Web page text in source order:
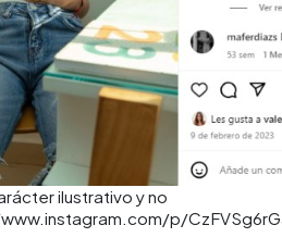
ilustrativo y no
p/